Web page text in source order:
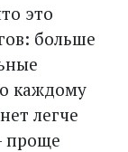
это
больше
каждому
легче
проще